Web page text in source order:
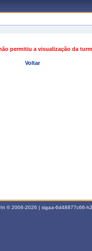
permitiu a visualização da
Voltar
© 2006-2026 | sigaa-6d48877c66-